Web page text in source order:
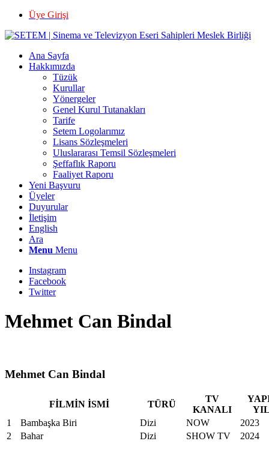
Üye Girişi
Ana Sayfa
Hakkımızda
Tüzük
Kurullar
Yönergeler
Genel Kurul Tutanakları
Tarife
Setem Logolarımız
Lisans Sözleşmeleri
Uluslararası Temsil Sözleşmeleri
Şeffaflık Raporu
Faaliyet Raporu
Yeni Başvuru
Üyeler
Duyurular
İletişim
English
Ara
Menu Menu
Instagram
Facebook
Twitter
Mehmet Can Bindal
Mehmet Can Bindal
FİLMİN İSMİ TÜRÜ
TV
KANALI
1
Bambaşka Biri Dizi NOW
2023
2
Bahar Dizi SHOW TV 2024